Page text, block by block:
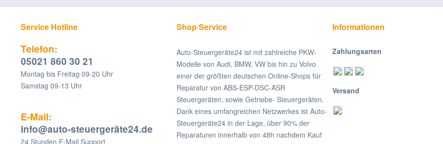
Service Hotline
Telefon:
05021 860 30 21
Montag bis Freitag 09-20 Uhr
Samstag 09-13 Uhr
E-Mail:
info@auto-steuergeräte24.de
24 Stunden E-Mail Support
Shop Service
Auto-Steuergeräte24 ist mit zahlreiche PKW-
Modelle von Audi, BMW, VW bis hin zu Volvo
einer der größten deutschen Online-Shops für
Reparatur von ABS-ESP-DSC-ASR
Steuergeräten, sowie Getriebe- Steuergeräten.
Dank eines umfangreichen Netzwerkes ist Auto-
Steuergeräte24 in der Lage, über 90% der
Reparaturen innerhalb von 48h nachdem Kauf
Informationen
Zahlungsarten
Versand